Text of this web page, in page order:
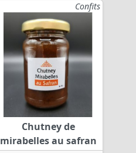
Confits
Chutney de
mirabelles au safran